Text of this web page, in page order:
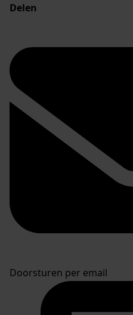
Delen
Doorsturen per email